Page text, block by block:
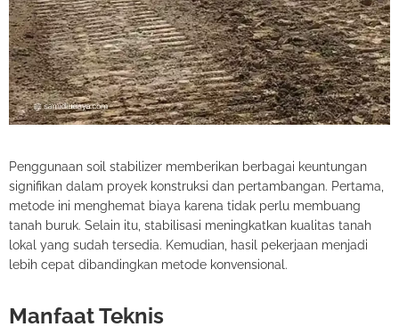
Penggunaan soil stabilizer memberikan berbagai keuntungan
signifikan dalam proyek konstruksi dan pertambangan. Pertama,
metode ini menghemat biaya karena tidak perlu membuang
tanah buruk. Selain itu, stabilisasi meningkatkan kualitas tanah
lokal yang sudah tersedia. Kemudian, hasil pekerjaan menjadi
lebih cepat dibandingkan metode konvensional.
Manfaat Teknis